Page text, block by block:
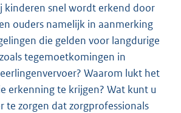
kinderen snel wordt erkend door
ouders namelijk in aanmerking
die gelden voor langdurige
tegemoetkomingen in
Waarom lukt het
erkenning te krijgen? Wat kunt u
te zorgen dat zorgprofessionals